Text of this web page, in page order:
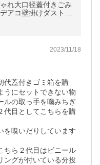
れ大口径蓋付きごみ
アコ壁掛けダストボ
蓋つき大容量生ごみ
2023/11/18
代蓋付きゴミ箱を購
うにセットできない物
ルの取っ手を噛みちぎ
代目としてこちらを購
を嗅いだりしています
ちら２代目はビニール
ングが付いている分投